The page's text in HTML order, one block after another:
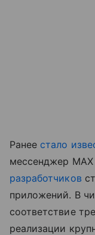
Ранее стало
мессенджер
разработчиков
приложений. В
соответствие
реализации